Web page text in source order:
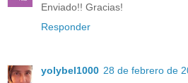
Enviado!! Gracias!
Responder
yolybel1000 28 de febrero de